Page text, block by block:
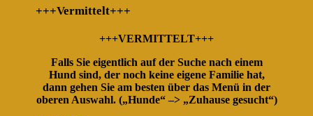
+++Vermittelt+++
+++VERMITTELT+++
Falls Sie eigentlich auf der Suche nach einem
Hund sind, der noch keine eigene Familie hat,
dann gehen Sie am besten über das Menü in der
oberen Auswahl. („Hunde“ –> „Zuhause gesucht“)